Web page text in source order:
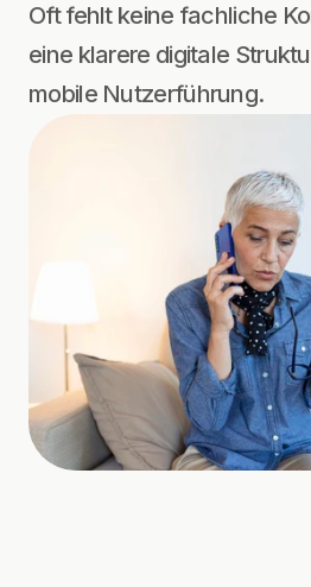
Oft fehlt keine fachliche
eine klarere digitale
mobile Nutzerführung.